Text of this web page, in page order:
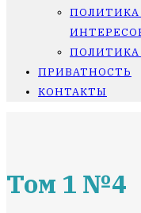
ПОЛИТИКА
ПРИВАТНОСТЬ
КОНТАКТЫ
Том 1 №4